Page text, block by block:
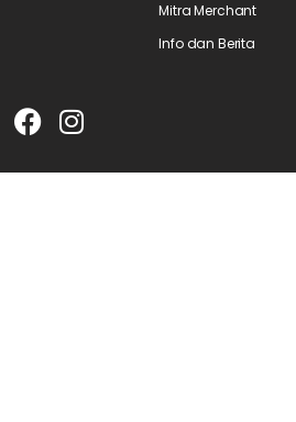
Mitra Merchant
Info dan Berita